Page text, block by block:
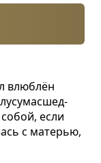
влю­блён
если
с мате­рью,